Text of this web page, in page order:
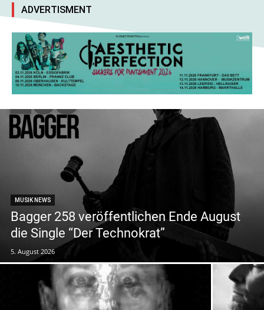
ADVERTISMENT
MUSIK NEWS
Bagger 258 veröffentlichen Ende August
die Single “Der Technokrat”
5. August 2026